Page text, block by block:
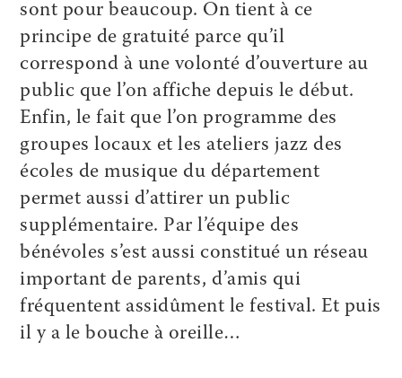
sont pour beaucoup. On tient à ce
principe de gratuité parce qu’il
correspond à une volonté d’ouverture au
public que l’on affiche depuis le début.
Enfin, le fait que l’on programme des
groupes locaux et les ateliers jazz des
écoles de musique du département
permet aussi d’attirer un public
supplémentaire. Par l’équipe des
bénévoles s’est aussi constitué un réseau
important de parents, d’amis qui
fréquentent assidûment le festival. Et puis
il y a le bouche à oreille…